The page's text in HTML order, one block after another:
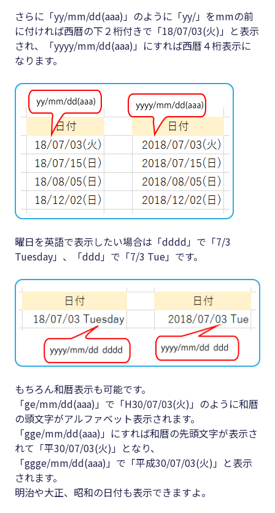
さらに「yy/mm/dd(aaa)」のように「yy/」をmmの前
に付ければ西暦の下２桁付きで「18/07/03(火)」と表示
され、「yyyy/mm/dd(aaa)」にすれば西暦４桁表示に
なります。
曜日を英語で表示したい場合は「dddd」で「7/3
Tuesday」、「ddd」で「7/3 Tue」です。
もちろん和暦表示も可能です。
「ge/mm/dd(aaa)」で「H30/07/03(火)」のように和暦
の頭文字がアルファベット表示されます。
「gge/mm/dd(aaa)」にすれば和暦の先頭文字が表示さ
れて「平30/07/03(火)」となり、
「ggge/mm/dd(aaa)」で「平成30/07/03(火)」と表示
されます。
明治や大正、昭和の日付も表示できますよ。